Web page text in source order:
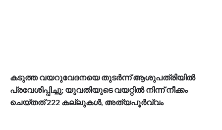
കടുത്ത വയറുവേദനയെ തുടര്‍ന്ന് ആശുപത്രിയില്‍
പ്രവേശിപ്പിച്ചു; യുവതിയുടെ വയറ്റിൽ നിന്ന് നീക്കം
ചെയ്തത് 222 കല്ലുകൾ, അത്യപൂര്‍വ്വം